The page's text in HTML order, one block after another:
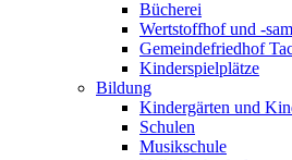
Bücherei
Wertstoffhof und -
Gemeindefriedhof
Kinderspielplätze
Bildung
Kindergärten und
Schulen
Musikschule